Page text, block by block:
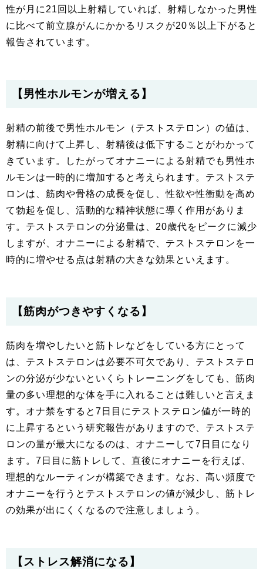
性が月に21回以上射精していれば、射精しなかった男性
に比べて前立腺がんにかかるリスクが20％以上下がると
報告されています。
【男性ホルモンが増える】
射精の前後で男性ホルモン（テストステロン）の値は、
射精に向けて上昇し、射精後は低下することがわかって
きています。したがってオナニーによる射精でも男性ホ
ルモンは一時的に増加すると考えられます。テストステ
ロンは、筋肉や骨格の成長を促し、性欲や性衝動を高め
て勃起を促し、活動的な精神状態に導く作用がありま
す。テストステロンの分泌量は、20歳代をピークに減少
しますが、オナニーによる射精で、テストステロンを一
時的に増やせる点は射精の大きな効果といえます。
【筋肉がつきやすくなる】
筋肉を増やしたいと筋トレなどをしている方にとって
は、テストステロンは必要不可欠であり、テストステロ
ンの分泌が少ないといくらトレーニングをしても、筋肉
量の多い理想的な体を手に入れることは難しいと言えま
す。オナ禁をすると7日目にテストステロン値が一時的
に上昇するという研究報告がありますので、テストステ
ロンの量が最大になるのは、オナニーして7日目になり
ます。7日目に筋トレして、直後にオナニーを行えば、
理想的なルーティンが構築できます。なお、高い頻度で
オナニーを行うとテストステロンの値が減少し、筋トレ
の効果が出にくくなるので注意しましょう。
【ストレス解消になる】